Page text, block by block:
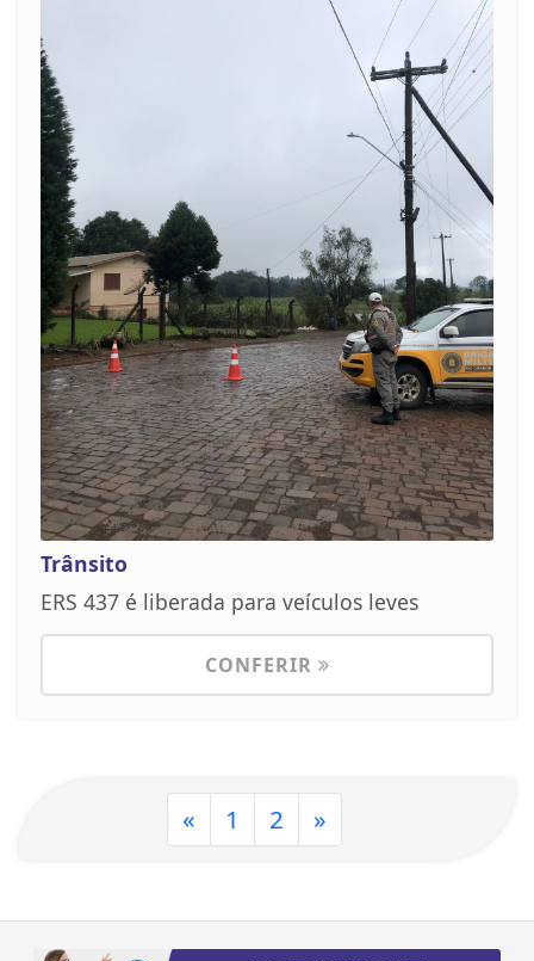
Trânsito
ERS 437 é liberada para veículos leves
CONFERIR
« 1 2 »